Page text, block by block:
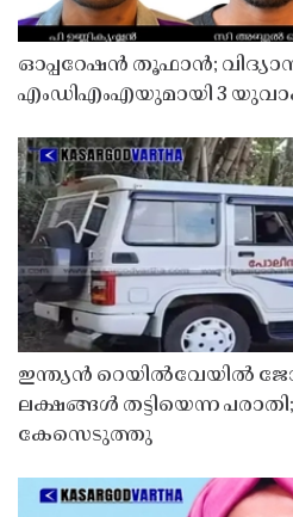
ഓപ്പറേഷൻ തൂഫാൻ;
എംഡിഎംഎയുമായി 3
ഇന്ത്യൻ റെയിൽവേയിൽ
ലക്ഷങ്ങൾ തട്ടിയെന്ന
കേസെടുത്തു